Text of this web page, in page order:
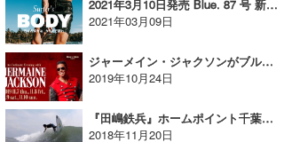
2021年3月10日発売 Blue. 87 号 新刊案内【AD】
2021年03月09日
ジャーメイン・ジャクソンがブルーノート東京にてプレミアム・ステージを開催！【AD】
2019年10月24日
『田嶋鉄兵』ホームポイント千葉でのショートクリップが公開された！【AD】
2018年11月20日